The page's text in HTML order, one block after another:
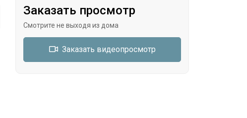
Заказать просмотр
Смотрите не выходя из дома
Заказать видеопросмотр